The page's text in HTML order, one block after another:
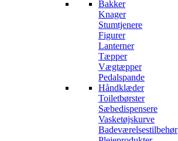
Bakker
Knager
Stumtjenere
Figurer
Lanterner
Tæpper
Vægtæpper
Pedalspande
Håndklæder
Toiletbørster
Sæbedispensere
Vasketøjskurve
Badeværelsestilbehør